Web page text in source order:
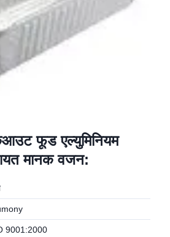
फूड एल्युमिनियम
मानक वजन:
9001:2000